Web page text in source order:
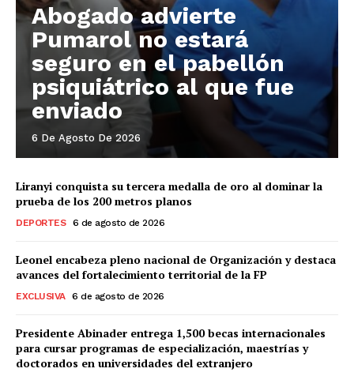
Abogado advierte
Pumarol no estará
seguro en el pabellón
psiquiátrico al que fue
enviado
6 De Agosto De 2026
Liranyi conquista su tercera medalla de oro al dominar la
prueba de los 200 metros planos
DEPORTES 6 de agosto de 2026
Leonel encabeza pleno nacional de Organización y destaca
avances del fortalecimiento territorial de la FP
EXCLUSIVA 6 de agosto de 2026
Presidente Abinader entrega 1,500 becas internacionales
para cursar programas de especialización, maestrías y
doctorados en universidades del extranjero